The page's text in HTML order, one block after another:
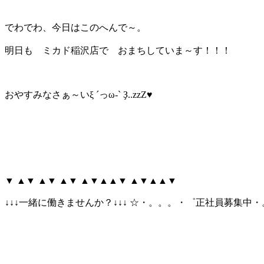
でわでわ、今日はこのへんで～。
明日も ミカド稲沢店で おまちしていま～す！！！
おやすみなさぁ～いξ ´っω-` Ҙ..zzZ♥
▼ ▲▼ ▲▼ ▲▼ ▲▼▲▲▼ ▲▼▲▲▼
↓↓↓一緒に働きませんか？↓↓↓ ☆・。。。・゜正社員募集中